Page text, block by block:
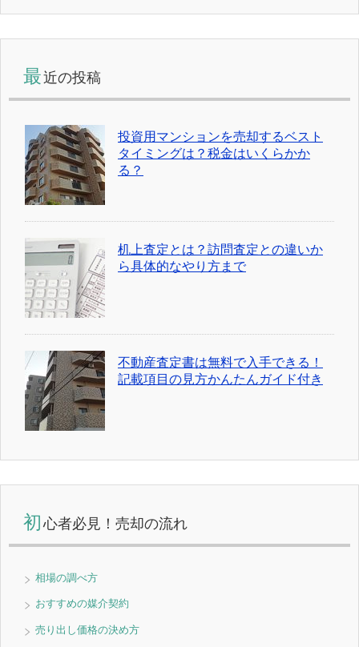
最近の投稿
投資用マンションを売却するベスト
タイミングは？税金はいくらかか
る？
机上査定とは？訪問査定との違いか
ら具体的なやり方まで
不動産査定書は無料で入手できる！
記載項目の見方かんたんガイド付き
初 心者必見！売却の流れ
相場の調べ方
おすすめの媒介契約
売り出し価格の決め方